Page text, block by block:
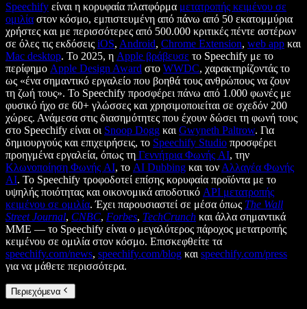
Speechify είναι η κορυφαία πλατφόρμα μετατροπής κειμένου σε
ομιλία στον κόσμο, εμπιστευμένη από πάνω από 50 εκατομμύρια
χρήστες και με περισσότερες από 500.000 κριτικές πέντε αστέρων
σε όλες τις εκδόσεις iOS, Android, Chrome Extension, web app και
Mac desktop. Το 2025, η Apple βράβευσε το Speechify με το
περίφημο Apple Design Award στο WWDC, χαρακτηρίζοντάς το
ως «ένα σημαντικό εργαλείο που βοηθά τους ανθρώπους να ζουν
τη ζωή τους». Το Speechify προσφέρει πάνω από 1.000 φωνές με
φυσικό ήχο σε 60+ γλώσσες και χρησιμοποιείται σε σχεδόν 200
χώρες. Ανάμεσα στις διασημότητες που έχουν δώσει τη φωνή τους
στο Speechify είναι οι Snoop Dogg και Gwyneth Paltrow. Για
δημιουργούς και επιχειρήσεις, το Speechify Studio προσφέρει
προηγμένα εργαλεία, όπως τη Γεννήτρια Φωνής AI, την
Κλωνοποίηση Φωνής AI, το AI Dubbing και τον Αλλαγέα Φωνής
AI. Το Speechify τροφοδοτεί επίσης κορυφαία προϊόντα με το
υψηλής ποιότητας και οικονομικά αποδοτικό API μετατροπής
κειμένου σε ομιλία. Έχει παρουσιαστεί σε μέσα όπως The Wall
Street Journal, CNBC, Forbes, TechCrunch και άλλα σημαντικά
ΜΜΕ — το Speechify είναι ο μεγαλύτερος πάροχος μετατροπής
κειμένου σε ομιλία στον κόσμο. Επισκεφθείτε τα
speechify.com/news, speechify.com/blog και speechify.com/press
για να μάθετε περισσότερα.
Περιεχόμενα